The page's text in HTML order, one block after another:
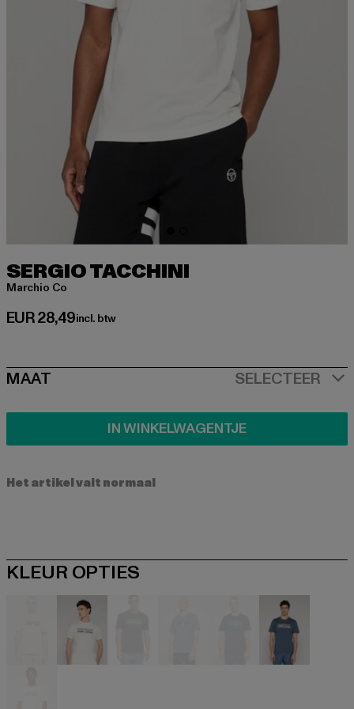
SERGIO TACCHINI
Marchio Co
EUR 28,49
Huidige prijs: EUR 28,49
incl. btw
SIZE
MAAT SELECTEER
IN WINKELWAGENTJE
Het artikel valt normaal
KLEUR OPTIES